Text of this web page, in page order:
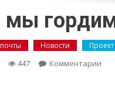
Новости
447 Комментарии